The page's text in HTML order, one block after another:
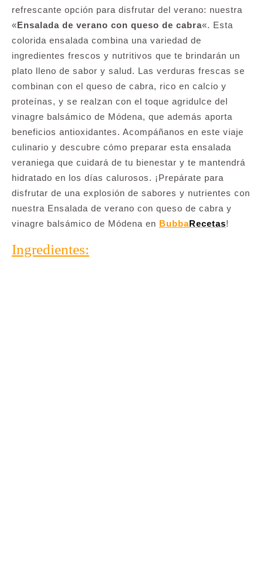
refrescante opción para disfrutar del verano: nuestra
«Ensalada de verano con queso de cabra«. Esta
colorida ensalada combina una variedad de
ingredientes frescos y nutritivos que te brindarán un
plato lleno de sabor y salud. Las verduras frescas se
combinan con el queso de cabra, rico en calcio y
proteínas, y se realzan con el toque agridulce del
vinagre balsámico de Módena, que además aporta
beneficios antioxidantes. Acompáñanos en este viaje
culinario y descubre cómo preparar esta ensalada
veraniega que cuidará de tu bienestar y te mantendrá
hidratado en los días calurosos. ¡Prepárate para
disfrutar de una explosión de sabores y nutrientes con
nuestra Ensalada de verano con queso de cabra y
vinagre balsámico de Módena en BubbaRecetas!
Ingredientes: